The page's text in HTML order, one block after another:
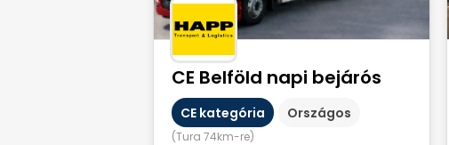
CE Belföld napi bejárós
CE kategória Országos
(Tura 74km-re)